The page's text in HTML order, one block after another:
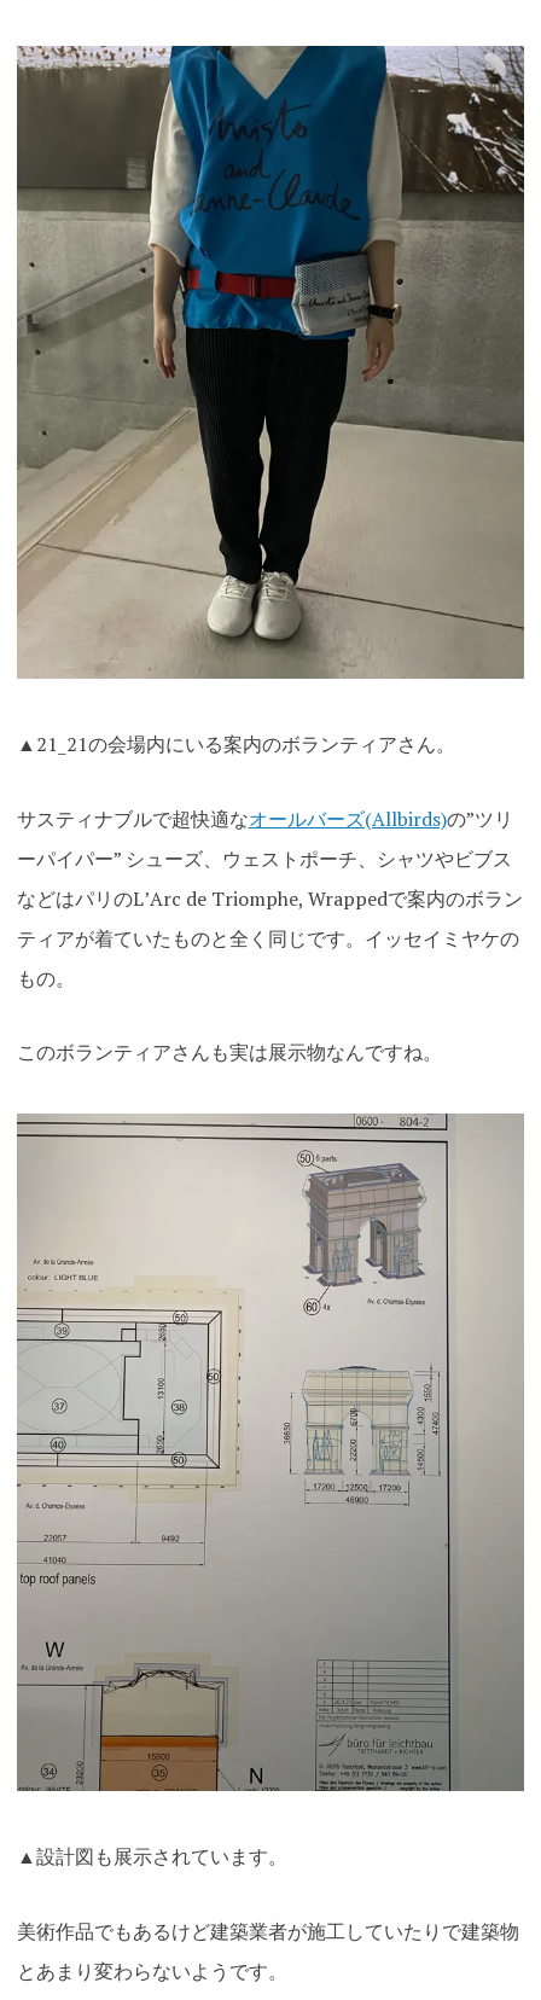
▲21_21の会場内にいる案内のボランティアさん。
サスティナブルで超快適なオールバーズ(Allbirds)の”ツリ
ーパイパー” シューズ、ウェストポーチ、シャツやビブス
などはパリのLʼArc de Triomphe, Wrappedで案内のボラン
ティアが着ていたものと全く同じです。イッセイミヤケの
もの。
このボランティアさんも実は展示物なんですね。
▲設計図も展示されています。
美術作品でもあるけど建築業者が施工していたりで建築物
とあまり変わらないようです。